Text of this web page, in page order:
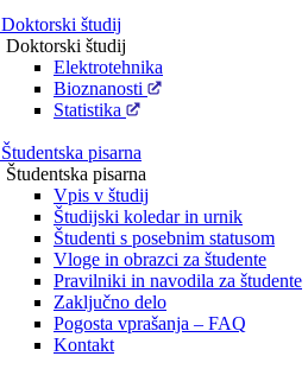
Doktorski študij
Doktorski študij
Elektrotehnika
Bioznanosti
Statistika
Študentska pisarna
Študentska pisarna
Vpis v študij
Študijski koledar in urnik
Študenti s posebnim statusom
Vloge in obrazci za študente
Pravilniki in navodila za študente
Zaključno delo
Pogosta vprašanja – FAQ
Kontakt